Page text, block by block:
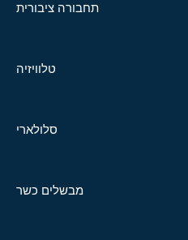
תחבורה ציבורית
טלוויזיה
סלולארי
מבשלים כשר